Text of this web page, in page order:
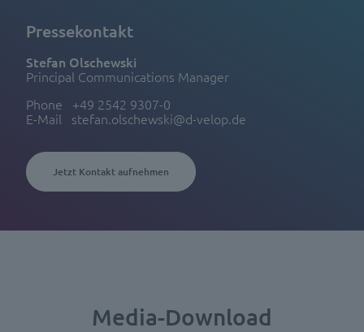
Media-Download
Pressekontakt
Stefan Olschewski
Principal Communications Manager
Phone
+49 2542 9307-0
E-Mail
stefan.olschewski@d-velop.de
Jetzt Kontakt aufnehmen